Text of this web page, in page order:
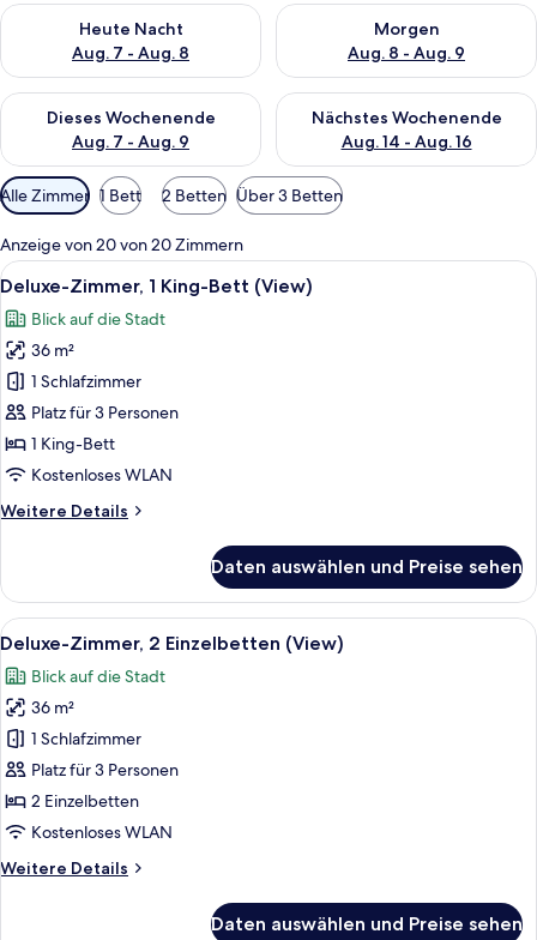
Heute Nacht
Aug. 7 - Aug. 8
Überprüfe die Verfügbarkeit für heute Nacht, Aug. 7 - Aug. 8.
Morgen
Aug. 8 - Aug. 9
Überprüfe die Verfügbarkeit
Dieses Wochenende
Aug. 7 - Aug. 9
Überprüfe die Verfügbarkeit für dieses Wochenende, Aug. 7
Nächstes Wochenende
Aug. 14 - Aug. 16
Überprüfe die Verfügbarkeit
Verfügbare
Filter
für
Zimmer
Alle Zimmer 1 Bett 2 Betten Über 3 Betten
Anzeige von 20 von 20 Zimmern
Alle
Fotos
für
Deluxe-
Zimmer,
1 King-
Bett
(View)
Ein modernes Hotelzimmer mit
10
Deluxe-Zimmer, 1 King-Bett (View)
Blick auf die Stadt
36 m²
1 Schlafzimmer
Platz für 3 Personen
1 King-Bett
Kostenloses WLAN
Weitere Details
Weitere
Zimmer,
1 King-
Bett
Daten auswählen und Preise sehen
Alle
Fotos
für
Deluxe-
Zimmer,
2 Einzelbetten
(View)
anzeigen
Ein modernes Hotelzimmer mit
7
Deluxe-Zimmer, 2 Einzelbetten (View)
Blick auf die Stadt
36 m²
1 Schlafzimmer
Platz für 3 Personen
2 Einzelbetten
Kostenloses WLAN
Weitere Details
Weitere
Daten auswählen und Preise sehen